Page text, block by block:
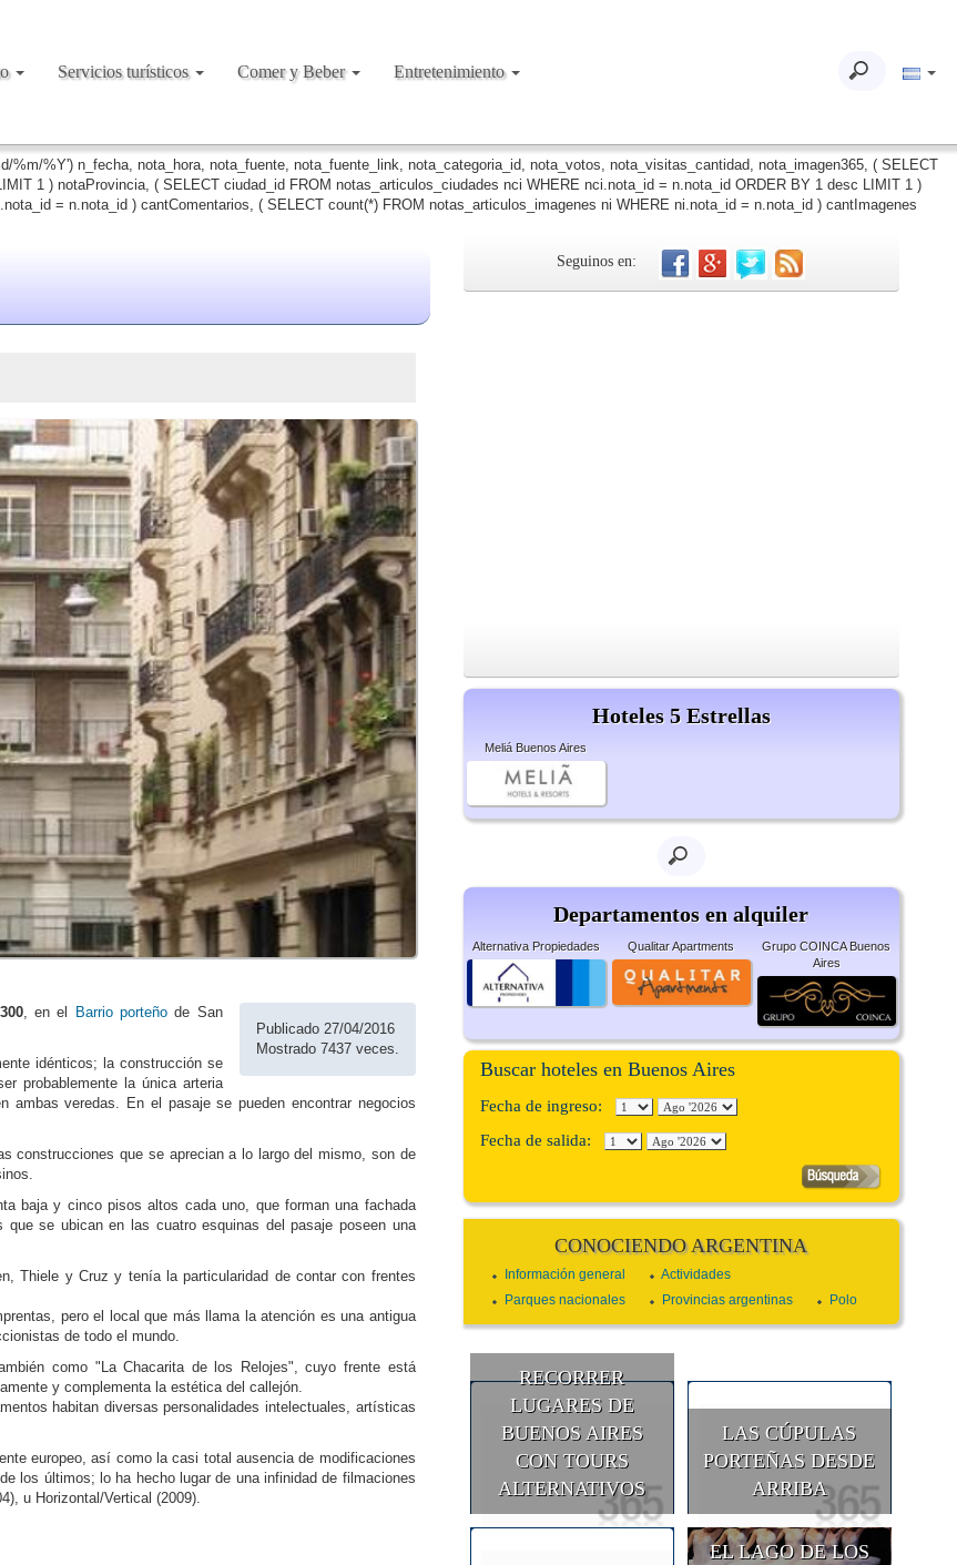
%Y') n_fecha, nota_hora, nota_fuente, nota_fuente_link, nota_categoria_id, nota_votos, nota_visitas_cantidad, nota_imagen365, ( SELECT
1 ) notaProvincia, ( SELECT ciudad_id FROM notas_articulos_ciudades nci WHERE nci.nota_id = n.nota_id ORDER BY 1 desc LIMIT 1 )
= n.nota_id ) cantComentarios, ( SELECT count(*) FROM notas_articulos_imagenes ni WHERE ni.nota_id = n.nota_id ) cantImagenes
Servicios turísticos Comer y Beber Entretenimiento
Publicado 27/04/2016
Mostrado 7437 veces.
, en el Barrio porteño de San
idénticos; la construcción se
probablemente la única arteria
ambas veredas. En el pasaje se pueden encontrar negocios
construcciones que se aprecian a lo largo del mismo, son de
baja y cinco pisos altos cada uno, que forman una fachada
se ubican en las cuatro esquinas del pasaje poseen una
Thiele y Cruz y tenía la particularidad de contar con frentes
pero el local que más llama la atención es una antigua
de todo el mundo.
como "La Chacarita de los Relojes", cuyo frente está
y complementa la estética del callejón.
habitan diversas personalidades intelectuales, artísticas
europeo, así como la casi total ausencia de modificaciones
los últimos; lo ha hecho lugar de una infinidad de filmaciones
u Horizontal/Vertical (2009).
Seguinos en:
Hoteles 5 Estrellas
Meliá Buenos Aires
Departamentos en alquiler
Alternativa Propiedades Qualitar Apartments
Grupo COINCA Buenos
Aires
Buscar hoteles en Buenos Aires
Fecha de ingreso:
Fecha de salida:
CONOCIENDO ARGENTINA
Información general
Actividades
Parques nacionales
Provincias argentinas Polo
RECORRER
LUGARES DE
BUENOS AIRES
CON TOURS
ALTERNATIVOS
LAS CÚPULAS
PORTEÑAS DESDE
ARRIBA
EL LAGO DE LOS